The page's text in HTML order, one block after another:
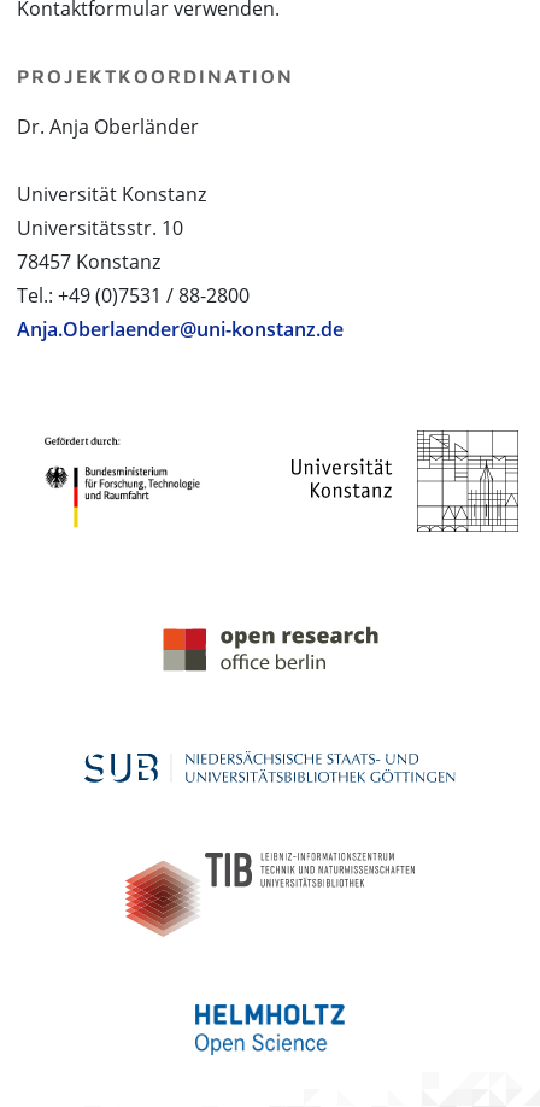
Kontaktformular verwenden.
PROJEKTKOORDINATION
Dr. Anja Oberländer
Universität Konstanz
Universitätsstr. 10
78457 Konstanz
Tel.: +49 (0)7531 / 88-2800
Anja.Oberlaender@uni-konstanz.de